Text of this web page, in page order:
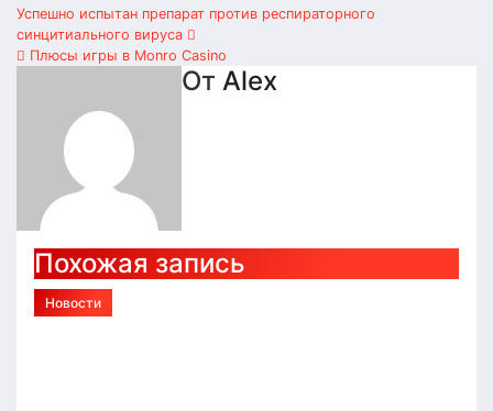
Навигация
по
записям
Успешно испытан препарат против респираторного
синцитиального вируса
Плюсы игры в Monro Casino
От Alex
Похожая запись
Новости